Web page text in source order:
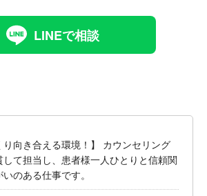
LINEで相談
り向き合える環境！】 カウンセリング
て担当し、患者様一人ひとりと信頼関
のある仕事です。